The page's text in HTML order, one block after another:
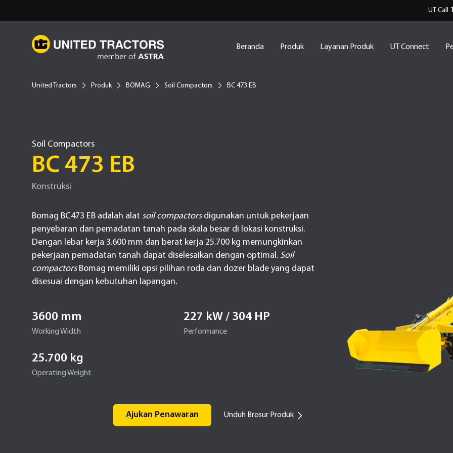
UT Call
Beranda Produk Layanan Produk UT Connect
United Tractors Produk BOMAG Soil Compactors BC 473 EB
Soil Compactors
BC 473 EB
Konstruksi
Bomag BC473 EB adalah alat soil compactorsdigunakan untuk pekerjaan
penyebaran dan pemadatan tanah pada skala besar di lokasi konstruksi.
Dengan lebar kerja 3.600 mm dan berat kerja 25.700 kg memungkinkan
pekerjaan pemadatan tanah dapat diselesaikan dengan optimal. Soil
compactorsBomag memiliki opsi pilihan roda dan dozer blade yang dapat
disesuai dengan kebutuhan lapangan.
3600 mm
Working Width
227 kW / 304 HP
Performance
25.700 kg
Operating Weight
Ajukan Penawaran Unduh Brosur Produk